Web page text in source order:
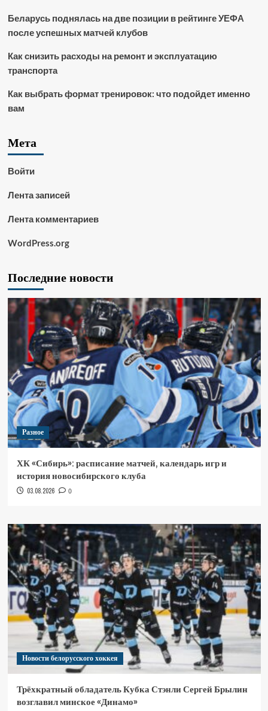
Беларусь поднялась на две позиции в рейтинге УЕФА
после успешных матчей клубов
Как снизить расходы на ремонт и эксплуатацию
транспорта
Как выбрать формат тренировок: что подойдет именно
вам
Мета
Войти
Лента записей
Лента комментариев
WordPress.org
Последние новости
Разное
ХК «Сибирь»: расписание матчей, календарь игр и
история новосибирского клуба
03.08.2026 0
Новости белорусского хоккея
Трёхкратный обладатель Кубка Стэнли Сергей Брылин
возглавил минское «Динамо»